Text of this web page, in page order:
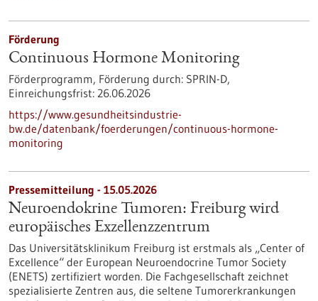
Förderung
Continuous Hormone Monitoring
Förderprogramm, Förderung durch: SPRIN-D,
Einreichungsfrist: 26.06.2026
https://www.gesundheitsindustrie-
bw.de/datenbank/foerderungen/continuous-hormone-
monitoring
Pressemitteilung - 15.05.2026
Neuroendokrine Tumoren: Freiburg wird
europäisches Exzellenzzentrum
Das Universitätsklinikum Freiburg ist erstmals als „Center of
Excellence“ der European Neuroendocrine Tumor Society
(ENETS) zertifiziert worden. Die Fachgesellschaft zeichnet
spezialisierte Zentren aus, die seltene Tumorerkrankungen